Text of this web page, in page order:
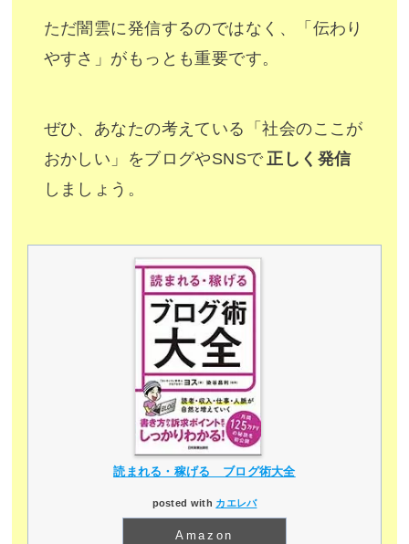
ただ闇雲に発信するのではなく、「伝わり
やすさ」がもっとも重要です。
ぜひ、あなたの考えている「社会のここが
おかしい」をブログやSNSで正しく発信
しましょう。
読まれる・稼げる ブログ術大全
posted with カエレバ
Amazon